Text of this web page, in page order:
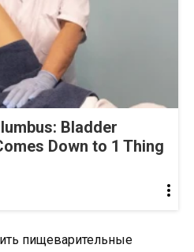
Bladder
Down to 1 Thing
пищеварительные